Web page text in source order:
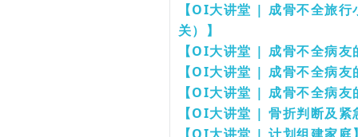
【OI大讲堂 | 成骨不全旅
关）】
【OI大讲堂 | 成骨不全病
【OI大讲堂 | 成骨不全病
【OI大讲堂 | 成骨不全病
【OI大讲堂 | 骨折判断及紧